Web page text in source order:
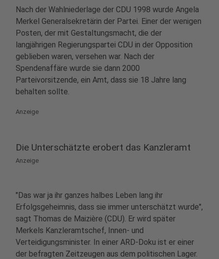
Nach der Wahlniederlage der CDU 1998 wurde Angela
Merkel Generalsekretärin der Partei. Einer der wenigen
Posten, der mit Gestaltungsmacht, die der
langjährigen Regierungspartei CDU in der Opposition
geblieben waren, versehen war. Nach der
Spendenaffäre wurde sie dann 2000
Parteivorsitzende, ein Amt, dass sie 18 Jahre lang
behalten sollte.
Anzeige
Die Unterschätzte erobert das Kanzleramt
Anzeige
"Das war ja ihr ganzes halbes Leben lang ihr
Erfolgsgeheimnis, dass sie immer unterschätzt wurde",
sagt Thomas de Maizière (CDU). Er wird später
Merkels Kanzleramtschef, Innen- und
Verteidigungsminister. In einer ARD-Doku ist er einer
der befragten Zeitzeugen aus dem politischen Lager.